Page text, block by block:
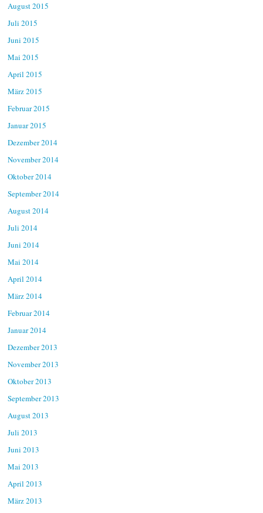
August 2015
Juli 2015
Juni 2015
Mai 2015
April 2015
März 2015
Februar 2015
Januar 2015
Dezember 2014
November 2014
Oktober 2014
September 2014
August 2014
Juli 2014
Juni 2014
Mai 2014
April 2014
März 2014
Februar 2014
Januar 2014
Dezember 2013
November 2013
Oktober 2013
September 2013
August 2013
Juli 2013
Juni 2013
Mai 2013
April 2013
März 2013